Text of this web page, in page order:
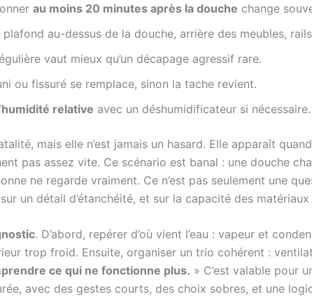
au moins 20 minutes après la douche change
plafond au-dessus de la douche, arrière des meubles,
vaut mieux qu’un décapage agressif rare.
ou fissuré se remplace, sinon la tache revient.
relative avec un déshumidificateur si nécessaire.
mais elle n’est jamais un hasard. Elle apparaît quand
pas assez vite. Ce scénario est banal : une douche
ne regarde vraiment. Ce n’est pas seulement une
un détail d’étanchéité, et sur la capacité des
. D’abord, repérer d’où vient l’eau : vapeur et
trop froid. Ensuite, organiser un trio cohérent :
ce qui ne fonctionne plus. » C’est valable pour
avec des gestes courts, des choix sobres, et une